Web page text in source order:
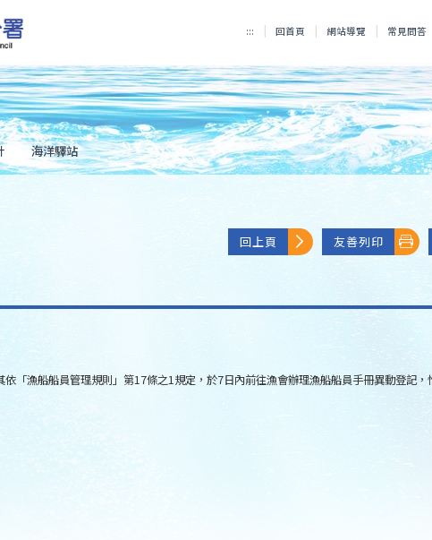
::: 回首頁 網站導覽 常見問答
海洋驛站
回上頁 友善列印
「漁船船員管理規則」第17條之1規定，於7日內前往漁會辦理漁船船員手冊異動登記